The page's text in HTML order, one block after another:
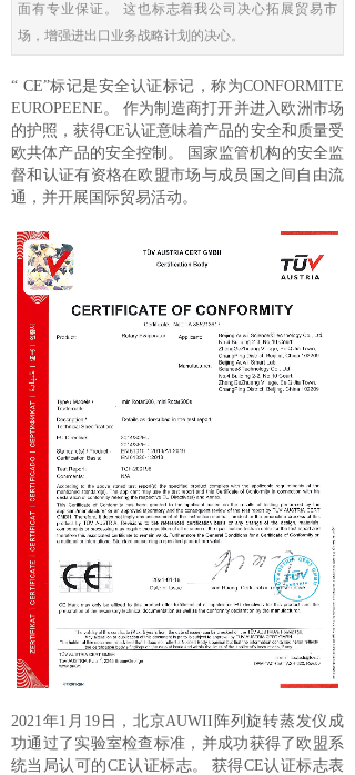
面有专业保证。 这也标志着我公司决心拓展贸易市
场，增强进出口业务战略计划的决心。
“ CE”标记是安全认证标记，称为CONFORMITE
EUROPEENE。
作为制造商打开并进入欧洲市场
的护照，获得CE认证意味着产品的安全和质量受
欧共体产品的安全控制。
国家监管机构的安全监
督和认证有资格在欧盟市场与成员国之间自由流
通，并开展国际贸易活动。
2021 年1 月 19日，北京AUWII 阵列旋转蒸发仪成
功通过了实验室检查标准，并成功获得了欧盟系
统当局认可的CE认证标志。 获得CE认证标志表